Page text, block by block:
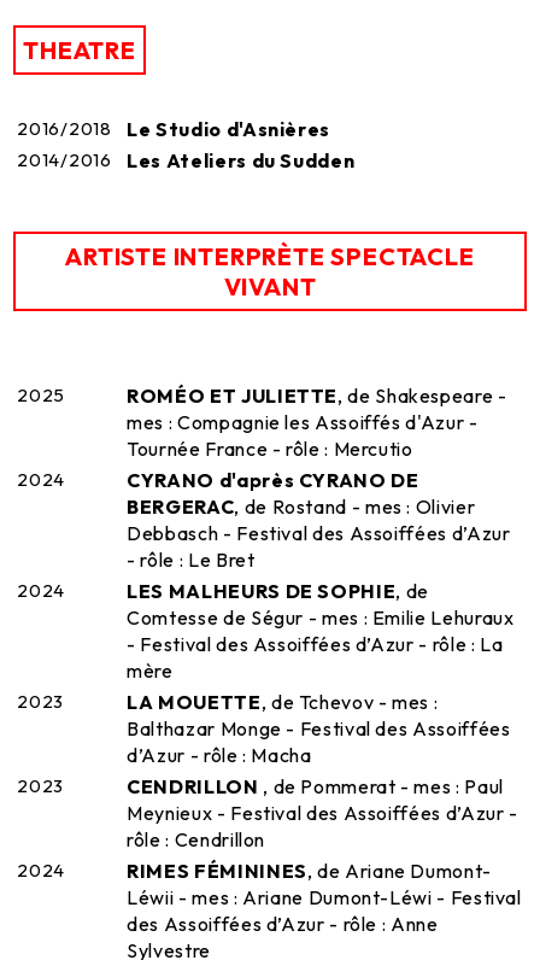
THEATRE
2016/2018 Le Studio d'Asnières
2014/2016 Les Ateliers du Sudden
ARTISTE INTERPRÈTE SPECTACLE
VIVANT
2025 ROMÉO ET JULIETTE, de Shakespeare -
mes : Compagnie les Assoiffés d'Azur -
Tournée France - rôle : Mercutio
2024
CYRANO d'après CYRANO DE
BERGERAC, de Rostand - mes : Olivier
Debbasch - Festival des Assoiffées d’Azur
- rôle : Le Bret
2024 LES MALHEURS DE SOPHIE, de
Comtesse de Ségur - mes : Emilie Lehuraux
- Festival des Assoiffées d’Azur - rôle : La
mère
2023 LA MOUETTE, de Tchevov - mes :
Balthazar Monge - Festival des Assoiffées
d’Azur - rôle : Macha
2023 CENDRILLON , de Pommerat - mes : Paul
Meynieux - Festival des Assoiffées d’Azur -
rôle : Cendrillon
2024 RIMES FÉMININES, de Ariane Dumont-
Léwii - mes : Ariane Dumont-Léwi - Festival
des Assoiffées d’Azur - rôle : Anne
Sylvestre